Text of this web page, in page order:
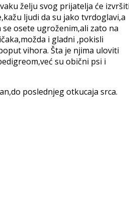
želju svog prijatelja će
ljudi da su jako tvrdoglavi,a
osete ugroženim,ali zato na
i gladni ,pokisli
vihora. Šta je njima uloviti
su obični psi i
poslednjeg otkucaja srca.